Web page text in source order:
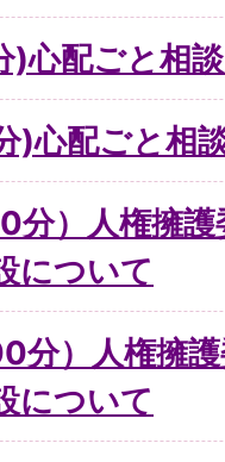
)心配ごと相
)心配ごと相
分）人権擁
について
分）人権擁
について